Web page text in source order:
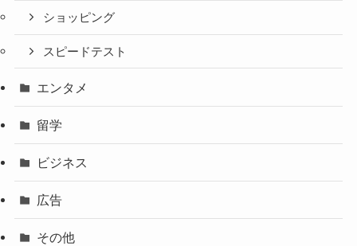
ショッピング
スピードテスト
エンタメ
留学
ビジネス
広告
その他